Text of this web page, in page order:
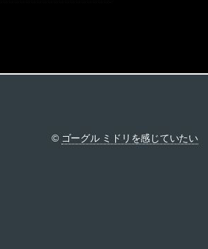
© ゴーグル ミドリを感じていたい